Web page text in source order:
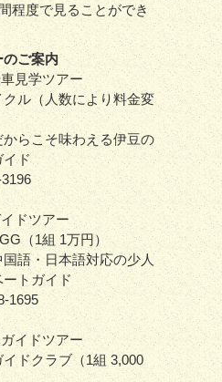
程度で見ることができ
のご案内
見学ツアー
ル（人数により料金変
らこそ味わえる伊豆の
ド
ドツアー
（1組 1万円）
語・日本語対応の少人
トガイド
1695
イドツアー
ドクラブ（1組 3,000